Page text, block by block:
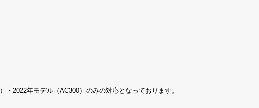
2022年モデル（AC300）のみの対応となっております。